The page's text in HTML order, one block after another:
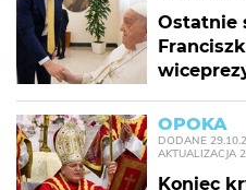
Ostatnie
OPOKA
DODANE
AKTUALIZACJA
Koniec